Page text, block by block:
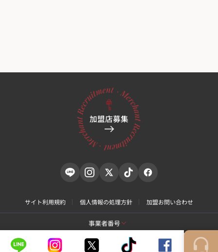
加盟店募集
サイト利用規約 個人情報の処理方針 加盟お問い合わせ
事業者番号
[toxnfill 江東千戸店]